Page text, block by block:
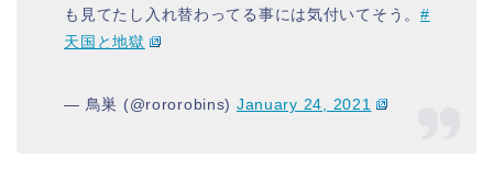
も見てたし入れ替わってる事には気付いてそう。#
天国と地獄
— 鳥巣 (@rororobins) January 24, 2021